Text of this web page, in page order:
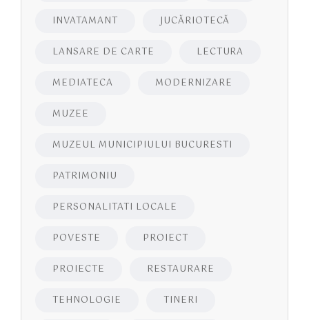
INVATAMANT JUCĂRIOTECĂ
LANSARE DE CARTE LECTURA
MEDIATECA MODERNIZARE
MUZEE
MUZEUL MUNICIPIULUI BUCURESTI
PATRIMONIU
PERSONALITATI LOCALE
POVESTE PROIECT
PROIECTE RESTAURARE
TEHNOLOGIE TINERI